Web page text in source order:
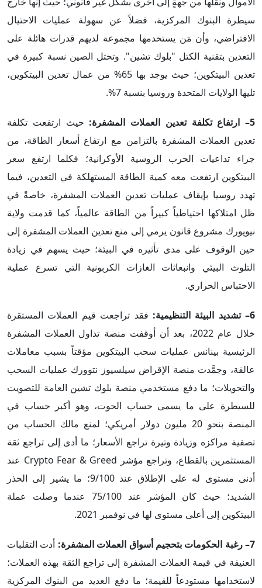
سيطرة البنوك المركزية، فضلاً عن سهولة عمليات الاحتيال
الافتراضي، وأن مَن يستخدمها مجموعة لديهم قدرات هائلة على
التعدين بتقنية الكتل "بلوك تشين". وتحتل الصين نسبة كبيرة في
تعدين البيتكوين؛ حيث يوجد بها 65% من عمال تعدين البيتكوين،
تليها الولايات المتحدة وروسيا بنسبة 7%.
5– ارتفاع تكلفة تعدين العملات المشفرة:
حيث ارتفعت تكلفة
تعدين العملات المشفرة بالتزامن مع ارتفاع أسعار الطاقة، من
جراء تداعيات الحرب الروسية الأوكرانية؛ فكلما ارتفع سعر
البيتكوين ارتفعت معه كمية الطاقة المستهلكة في التعدين، فيما
تهدد روسيا بإيقاف عمليات تعدين العملات المشفرة، خاصةً في
ظل امتلاكها احتياطياً كبيراً من الطاقة عالمياً، كما قدمت ولاية
نيويورك مشروع قانون يرمي إلى منع تعدين العملات المشفرة إلى
حين الوقوف على مدى تأثيره في البيئة؛ حيث يسهم في زيادة
التلوث البيئي وانبعاثات الغازات الكربونية التي تسرع عملية
الاحتباس الحراري.
6– تشديد البيئة التنظيمية:
فقد تراجعت قيم العملات المستقرة
خلال عام 2022، بعد أن أوقفت منصة تداول العملات المشفرة
الرئيسية بينانس عمليات سحب البيتكوين مؤقتاً بسبب معاملات
عالقة، وجمَّدت منصة الإقراض سيلسيوز نتوورك عمليات السحب
والتحويلات؛ ما دفع مستخدمي منصة بلوك تشين العامة للتصويت
للسيطرة على ما يسمى حساب الحوت، وهو أكبر حساب في
المنصة بنحو 20 مليون دولار أمريكي؛ لمنع مالك الحساب من
تصفية مراكزه وزيادة وتيرة تراجع الأسعار؛ ما أدى إلى تراجع ثقة
المستثمرين بالقطاع، وتراجع مؤشر Crypto Fear & Greed عند
أدنى مستوى له على الإطلاق عند 9/100؛ ما يشير إلى الحذر
الشديد؛ حيث كان المؤشر عند 75/100 عندما وصلت عملة
البيتكوين إلى أعلى مستوى لها في نوفمبر 2021.
7– رغبة الحكومات بتحجيم أسواق العملات المشفرة:
أدت التقلبات
العنيفة في قيمة العملات المشفرة إلى تراجع الثقة بهذه العملات؛
لاستخدامها مستودعاً للقيمة؛ ما دفع العديد من البنوك المركزية